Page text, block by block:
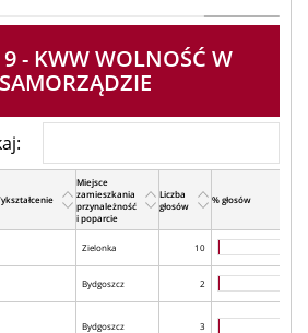
- KWW WOLNOŚĆ W
SAMORZĄDZIE
Miejsce
zamieszkania
przynależność
i poparcie
Liczba
głosów
% głosów
Zielonka 10
Bydgoszcz 2
Bydgoszcz 3